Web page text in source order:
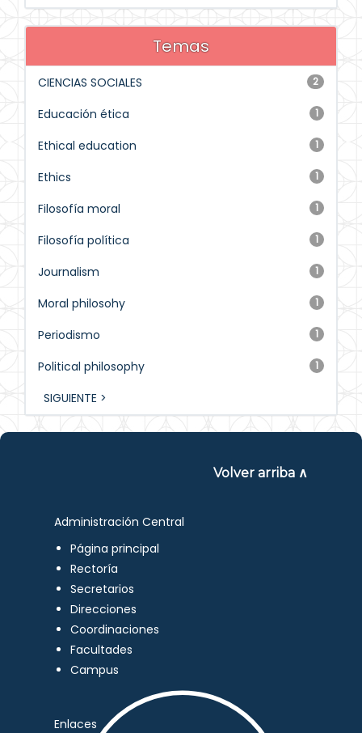
Temas
2
CIENCIAS SOCIALES
1
Educación ética
1
Ethical education
1
Ethics
1
Filosofía moral
1
Filosofía política
1
Journalism
1
Moral philosohy
1
Periodismo
1
Political philosophy
SIGUIENTE >
Volver arriba ∧
Administración Central
Página principal
Rectoría
Secretarios
Direcciones
Coordinaciones
Facultades
Campus
Enlaces